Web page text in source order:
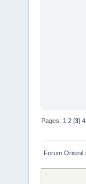
Pages: 1 2 [3]4
Forum Orisinil